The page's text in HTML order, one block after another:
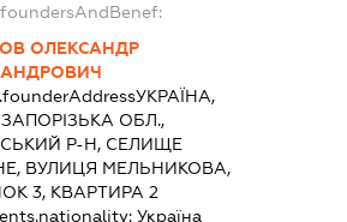
ОЛЕКСАНДР
УКРАЇНА,
ЗАПОРІЗЬКА ОБЛ.,
Р-Н, СЕЛИЩЕ
ВУЛИЦЯ МЕЛЬНИКОВА,
3, КВАРТИРА 2
Україна